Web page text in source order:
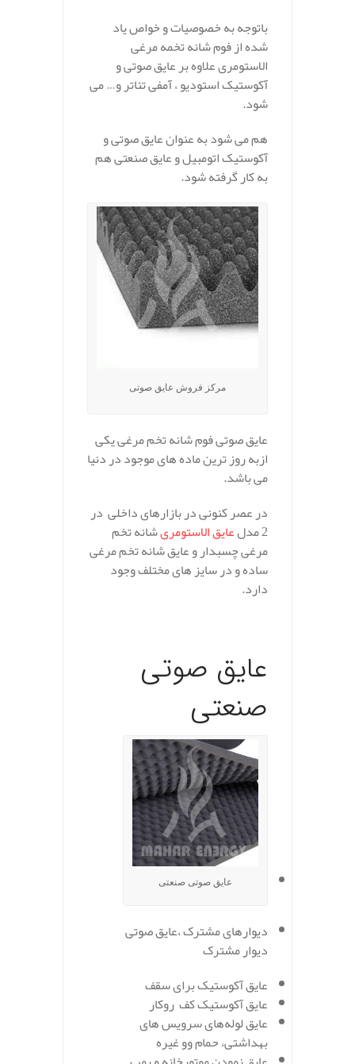
باتوجه به خصوصیات و خواص یاد
شده از فوم شانه تخمه مرغی
الاستومری علاوه بر عایق صوتی و
آکوستیک استودیو ، آمفی تئاتر و… می
شود.
هم می شود به عنوان عایق صوتی و
آکوستیک اتومبیل و عایق صنعتی هم
به کار گرفته شود.
مرکز فروش عایق صوتی
عایق صوتی فوم شانه تخم مرغی یکی
ازبه روز ترین ماده های موجود در دنیا
می باشد.
در عصر کنونی در بازارهای داخلی در
2 مدل عایق الاستومریشانه تخم
مرغی چسبدار و عایق شانه تخم مرغی
ساده و در سایز های مختلف وجود
دارد.
عایق صوتی
صنعتی
عایق صوتی صنعتی
دیوارهای مشترک ،عایق صوتی
دیوار مشترک
عایق آکوستیک برای سقف
عایق آکوستیک کف روکار
عایق لوله‌های سرویس های
بهداشتی، حمام وو غیره